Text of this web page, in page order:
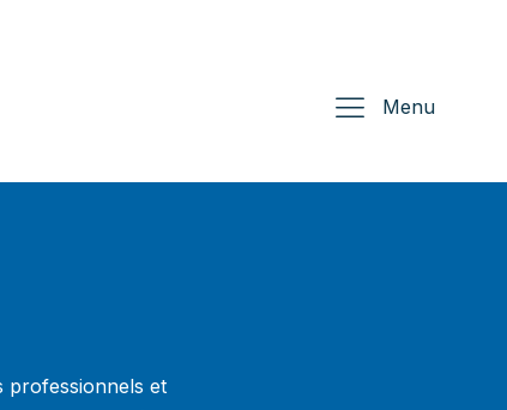
Menu
professionnels et